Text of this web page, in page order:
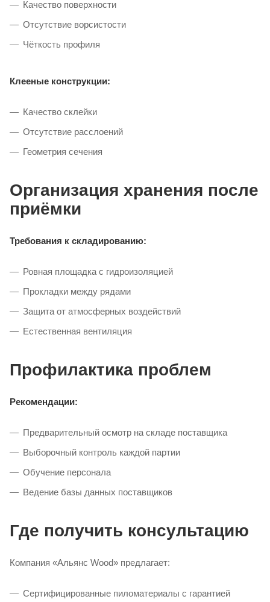
Качество поверхности
Отсутствие ворсистости
Чёткость профиля
Клееные конструкции:
Качество склейки
Отсутствие расслоений
Геометрия сечения
Организация хранения после
приёмки
Требования к складированию:
Ровная площадка с гидроизоляцией
Прокладки между рядами
Защита от атмосферных воздействий
Естественная вентиляция
Профилактика проблем
Рекомендации:
Предварительный осмотр на складе поставщика
Выборочный контроль каждой партии
Обучение персонала
Ведение базы данных поставщиков
Где получить консультацию
Компания «Альянс Wood» предлагает:
Сертифицированные пиломатериалы с гарантией